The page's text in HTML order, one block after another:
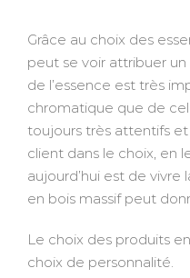
Grâce au choix des
peut se voir attribuer
de l’essence est très
chromatique que de
toujours très attentifs
client dans le choix, en
aujourd’hui est de
en bois massif peut
Le choix des produits
choix de personnalité.